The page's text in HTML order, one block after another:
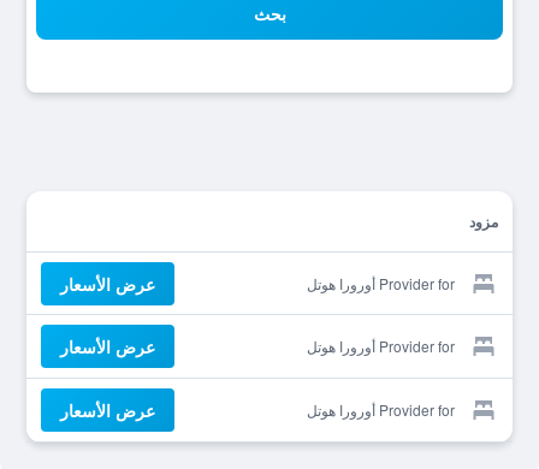
بحث
مزود
Provider for أورورا هوتل عرض الأسعار
Provider for أورورا هوتل عرض الأسعار
Provider for أورورا هوتل عرض الأسعار